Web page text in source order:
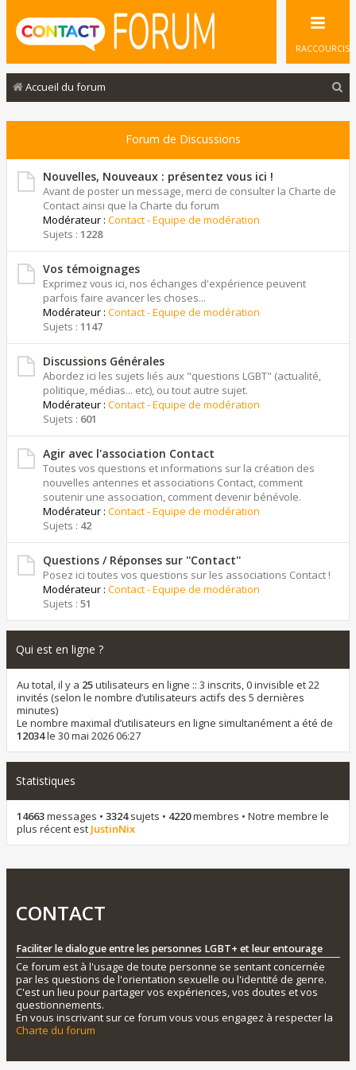
RACCOURCIS
Accueil du forum
Forum de Discussions
Nouvelles, Nouveaux : présentez vous ici !
Avant de poster un message, merci de consulter la Charte de
Contact ainsi que la Charte du forum
Modérateur : Contact - Equipe de modération
Sujets : 1228
Vos témoignages
Exprimez vous ici, nos échanges d'expérience peuvent
parfois faire avancer les choses...
Modérateur : Contact - Equipe de modération
Sujets : 1147
Discussions Générales
Abordez ici les sujets liés aux "questions LGBT" (actualité,
politique, médias... etc), ou tout autre sujet.
Modérateur : Contact - Equipe de modération
Sujets : 601
Agir avec l'association Contact
Toutes vos questions et informations sur la création des
nouvelles antennes et associations Contact, comment
soutenir une association, comment devenir bénévole.
Modérateur : Contact - Equipe de modération
Sujets : 42
Questions / Réponses sur ''Contact''
Posez ici toutes vos questions sur les associations Contact !
Modérateur : Contact - Equipe de modération
Sujets : 51
Qui est en ligne ?
Au total, il y a 25utilisateurs en ligne :: 3 inscrits, 0 invisible et 22
invités (selon le nombre d’utilisateurs actifs des 5 dernières
minutes)
Le nombre maximal d’utilisateurs en ligne simultanément a été de
12034le 30 mai 2026 06:27
Statistiques
14663messages • 3324sujets • 4220membres • Notre membre le
plus récent est JustinNix
CONTACT
Faciliter le dialogue entre les personnes LGBT+ et leur entourage
Ce forum est à l'usage de toute personne se sentant concernée
par les questions de l'orientation sexuelle ou l'identité de genre.
C'est un lieu pour partager vos expériences, vos doutes et vos
questionnements.
En vous inscrivant sur ce forum vous vous engagez à respecter la
Charte du forum